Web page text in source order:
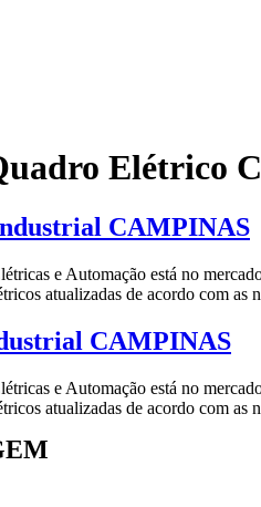
Elétrico
CAMPINAS
e Automação está no
atualizadas de acordo com
CAMPINAS
e Automação está no
atualizadas de acordo com